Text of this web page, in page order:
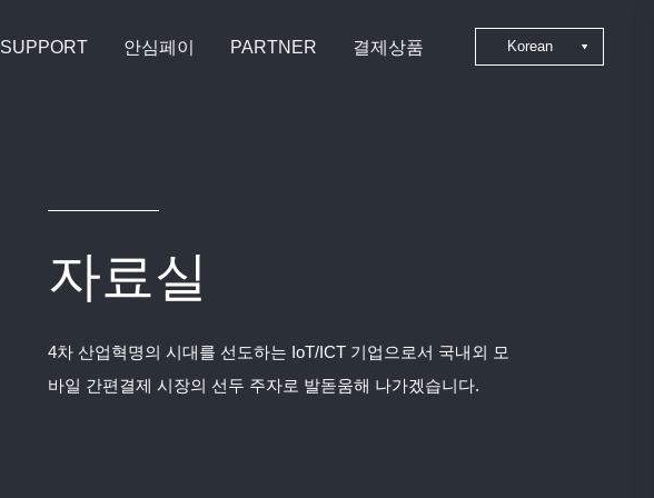
SUPPORT 안심페이 PARTNER 결제상품 Korean
자료실
4차 산업혁명의 시대를 선도하는 IoT/ICT 기업으로서 국내외 모
바일 간편결제 시장의 선두 주자로 발돋움해 나가겠습니다.